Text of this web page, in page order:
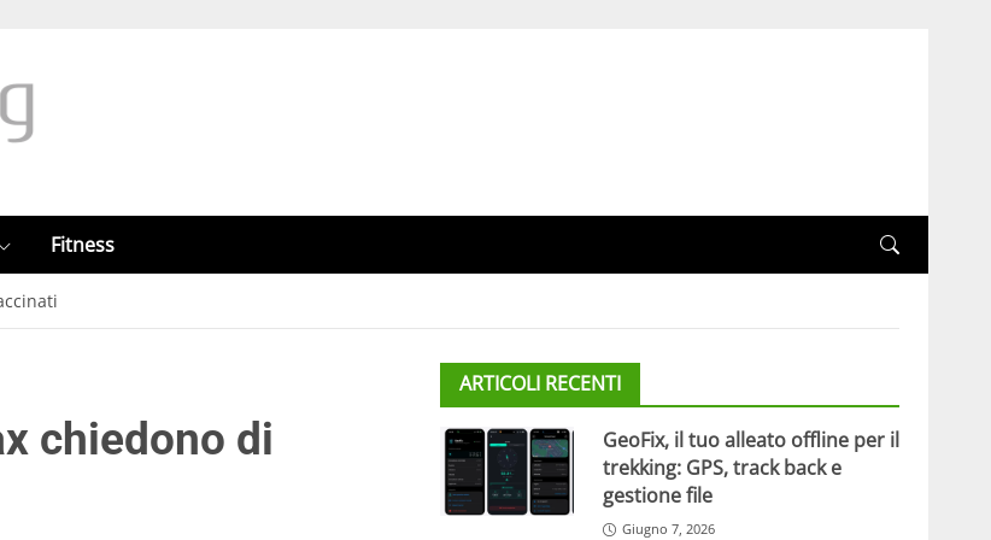
Fitness
chiedono di
ARTICOLI RECENTI
GeoFix, il tuo alleato offline per il
trekking: GPS, track back e
gestione file
Giugno 7, 2026